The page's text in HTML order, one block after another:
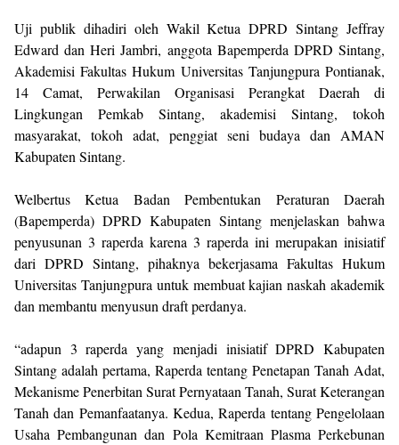
Uji publik dihadiri oleh Wakil Ketua DPRD Sintang Jeffray
Edward dan Heri Jambri, anggota Bapemperda DPRD Sintang,
Akademisi Fakultas Hukum Universitas Tanjungpura Pontianak,
14 Camat, Perwakilan Organisasi Perangkat Daerah di
Lingkungan Pemkab Sintang, akademisi Sintang, tokoh
masyarakat, tokoh adat, penggiat seni budaya dan AMAN
Kabupaten Sintang.
Welbertus Ketua Badan Pembentukan Peraturan Daerah
(Bapemperda) DPRD Kabupaten Sintang menjelaskan bahwa
penyusunan 3 raperda karena 3 raperda ini merupakan inisiatif
dari DPRD Sintang, pihaknya bekerjasama Fakultas Hukum
Universitas Tanjungpura untuk membuat kajian naskah akademik
dan membantu menyusun draft perdanya.
“adapun 3 raperda yang menjadi inisiatif DPRD Kabupaten
Sintang adalah pertama, Raperda tentang Penetapan Tanah Adat,
Mekanisme Penerbitan Surat Pernyataan Tanah, Surat Keterangan
Tanah dan Pemanfaatanya. Kedua, Raperda tentang Pengelolaan
Usaha Pembangunan dan Pola Kemitraan Plasma Perkebunan